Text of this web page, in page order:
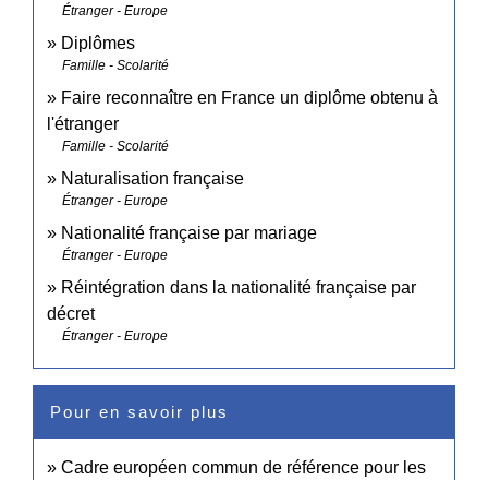
Étranger - Europe
Diplômes
Famille - Scolarité
Faire reconnaître en France un diplôme obtenu à
l'étranger
Famille - Scolarité
Naturalisation française
Étranger - Europe
Nationalité française par mariage
Étranger - Europe
Réintégration dans la nationalité française par
décret
Étranger - Europe
Pour en savoir plus
Cadre européen commun de référence pour les